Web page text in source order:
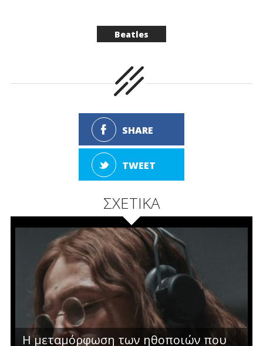
Beatles
SHARE
TWEET
ΣΧΕΤΙΚΑ
Η μεταμόρφωση των ηθοποιών που